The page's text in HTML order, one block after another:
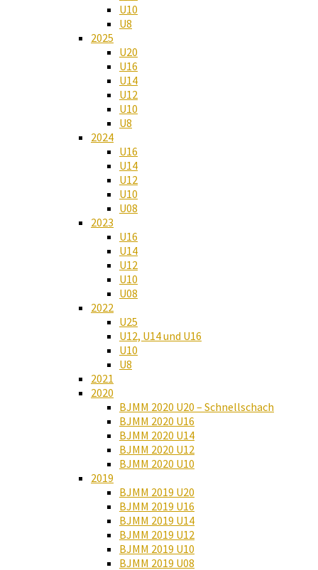
U10
U8
2025
U20
U16
U14
U12
U10
U8
2024
U16
U14
U12
U10
U08
2023
U16
U14
U12
U10
U08
2022
U25
U12, U14 und U16
U10
U8
2021
2020
BJMM 2020 U20 – Schnellschach
BJMM 2020 U16
BJMM 2020 U14
BJMM 2020 U12
BJMM 2020 U10
2019
BJMM 2019 U20
BJMM 2019 U16
BJMM 2019 U14
BJMM 2019 U12
BJMM 2019 U10
BJMM 2019 U08